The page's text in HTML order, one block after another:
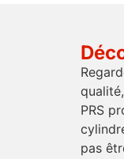
PRS
pas